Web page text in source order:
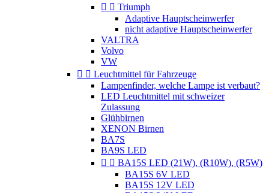
  Triumph
Adaptive Hauptscheinwerfer
nicht adaptive Hauptscheinwerfer
VALTRA
Volvo
VW
  Leuchtmittel für Fahrzeuge
Lampenfinder, welche Lampe ist verbaut?
LED Leuchtmittel mit schweizer
Zulassung
Glühbirnen
XENON Birnen
BA7S
BA9S LED
  BA15S LED (21W), (R10W), (R5W)
BA15S 6V LED
BA15S 12V LED